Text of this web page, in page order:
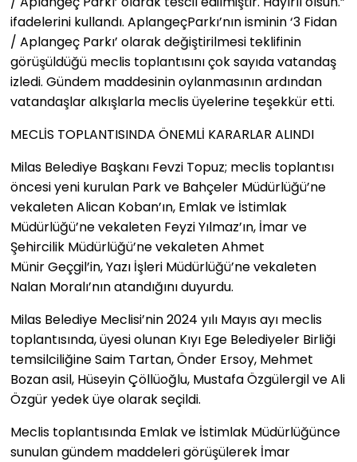
ifadelerini kullandı. AplangeçParkı’nın isminin ‘3 Fidan
/ Aplangeç Parkı’ olarak değiştirilmesi teklifinin
görüşüldüğü meclis toplantısını çok sayıda vatandaş
izledi. Gündem maddesinin oylanmasının ardından
vatandaşlar alkışlarla meclis üyelerine teşekkür etti.
MECLİS TOPLANTISINDA ÖNEMLİ KARARLAR ALINDI
Milas Belediye Başkanı Fevzi Topuz; meclis toplantısı
öncesi yeni kurulan Park ve Bahçeler Müdürlüğü’ne
vekaleten Alican Koban’ın, Emlak ve İstimlak
Müdürlüğü’ne vekaleten Feyzi Yılmaz’ın, İmar ve
Şehircilik Müdürlüğü’ne vekaleten Ahmet
Münir Geçgil’in, Yazı İşleri Müdürlüğü’ne vekaleten
Nalan Moralı’nın atandığını duyurdu.
Milas Belediye Meclisi’nin 2024 yılı Mayıs ayı meclis
toplantısında, üyesi olunan Kıyı Ege Belediyeler Birliği
temsilciliğine Saim Tartan, Önder Ersoy, Mehmet
Bozan asil, Hüseyin Çöllüoğlu, Mustafa Özgülergil ve Ali
Özgür yedek üye olarak seçildi.
Meclis toplantısında Emlak ve İstimlak Müdürlüğünce
sunulan gündem maddeleri görüşülerek İmar